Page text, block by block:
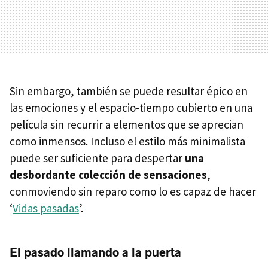
Sin embargo, también se puede resultar épico en
las emociones y el espacio-tiempo cubierto en una
película sin recurrir a elementos que se aprecian
como inmensos. Incluso el estilo más minimalista
puede ser suficiente para despertar una
desbordante colección de sensaciones,
conmoviendo sin reparo como lo es capaz de hacer
‘Vidas pasadas’.
El pasado llamando a la puerta